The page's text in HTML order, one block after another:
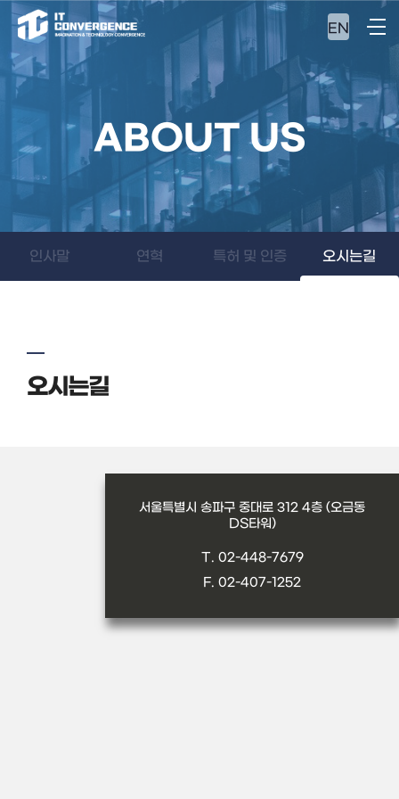
EN
ABOUT US
인사말 연혁 특허 및 인증 오시는길
오시는길
서울특별시 송파구 중대로 312 4층 (오금동
DS타워)
T. 02-448-7679
F. 02-407-1252